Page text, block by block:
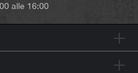
alle 16:00